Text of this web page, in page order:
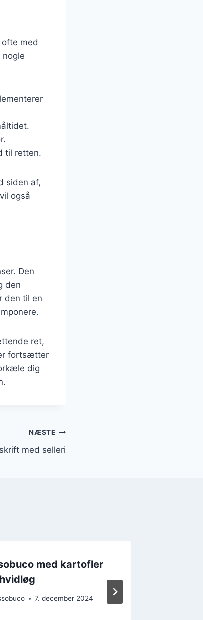
med
nogle
til retten.
siden af,
også
Den
den
den til en
ret,
fortsætter
dig
NÆSTE
med selleri
med kartofler
7. december 2024